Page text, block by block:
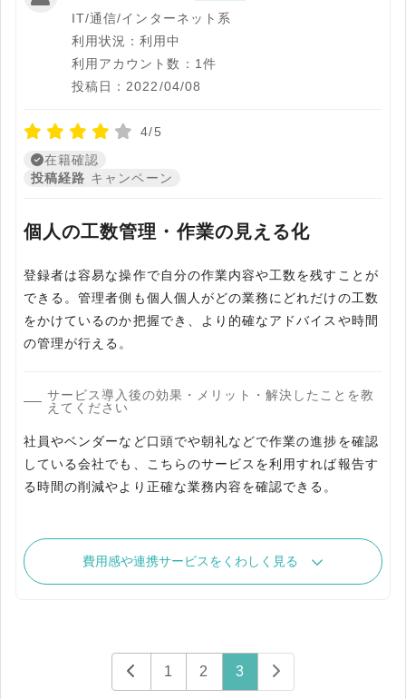
IT/通信/インターネット系
利用状況：利用中
利用アカウント数：1件
投稿日：2022/04/08
4/5
在籍確認
投稿経路 キャンペーン
個人の工数管理・作業の見える化
登録者は容易な操作で自分の作業内容や工数を残すことが
できる。管理者側も個人個人がどの業務にどれだけの工数
をかけているのか把握でき、より的確なアドバイスや時間
の管理が行える。
サービス導入後の効果・メリット・解決したことを教
えてください
社員やベンダーなど口頭でや朝礼などで作業の進捗を確認
している会社でも、こちらのサービスを利用すれば報告す
る時間の削減やより正確な業務内容を確認できる。
費用感や連携サービスをくわしく見る
1 2 3